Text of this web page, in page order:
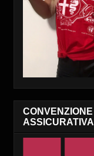
CONVENZIONE
ASSICURATIVA